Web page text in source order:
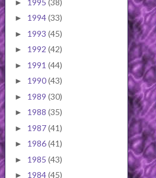
► 1995 (38)
► 1994(33)
► 1993 (45)
► 1992 (42)
► 1991 (44)
► 1990(43)
► 1989 (30)
► 1988 (35)
► 1987(41)
► 1986(41)
► 1985 (43)
► 1984(45)